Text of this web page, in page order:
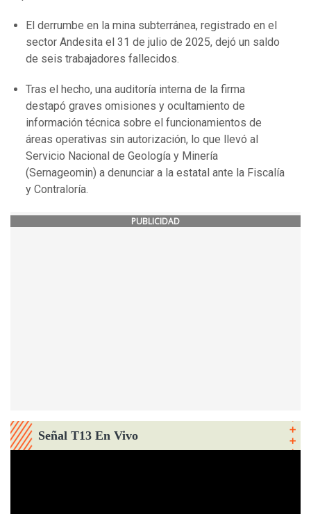
El derrumbe en la mina subterránea, registrado en el
sector Andesita el 31 de julio de 2025, dejó un saldo
de seis trabajadores fallecidos.
Tras el hecho, una auditoría interna de la firma
destapó graves omisiones y ocultamiento de
información técnica sobre el funcionamientos de
áreas operativas sin autorización, lo que llevó al
Servicio Nacional de Geología y Minería
(Sernageomin) a denunciar a la estatal ante la Fiscalía
y Contraloría.
PUBLICIDAD
Señal T13 En Vivo